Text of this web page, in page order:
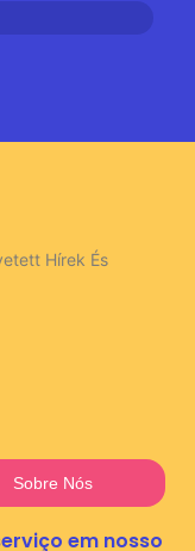
Hírek És
Sobre Nós
em nosso